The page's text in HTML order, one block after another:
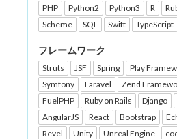
PHP
Python2 Python3 R
Scheme
SQL Swift TypeScript
フレームワーク
Struts JSF Spring Play
Symfony
Laravel Zend
FuelPHP
Ruby on Rails Django
AngularJS
React Bootstrap
Revel
Unity Unreal Engine